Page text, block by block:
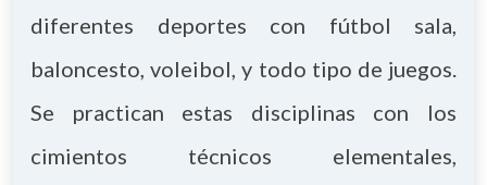
diferentes deportes con fútbol sala,
baloncesto, voleibol, y todo tipo de juegos.
Se practican estas disciplinas con los
cimientos técnicos elementales,